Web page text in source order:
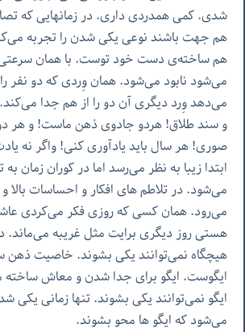
شدی. کمی همدردی داری. در زمانهایی که
هم جهت باشند نوعی یکی شدن را تجربه
هم ساخته‌ی دست خود توست. با همان سرعتی
می‌شود نابود می‌شود. همان وِردی که دو نفر را
می‌دهد وِرد دیگری آن دو را از هم جدا
و سند طلاق! هردو جادوی ذهن ماست! و هر
صوری! هر سال باید یادآوری کنی! واگر نه
ابتدا زیبا به نظر می‌رسد اما در کوران زمان
می‌شود. در تلاطم های افکار و احساسات بالا و
می‌رود. همان کسی که روزی فکر می‌کردی
هستی روز دیگری برایت مثل غریبه می‌ماند.
هیچگاه نمی‌توانند یکی بشوند. خاصیت ذهن
ایگوست. ایگو برای جدا شدن و معاش
ایگو نمی‌توانند یکی بشوند. تنها زمانی یکی
می‌شود که ایگو ها محو بشوند.